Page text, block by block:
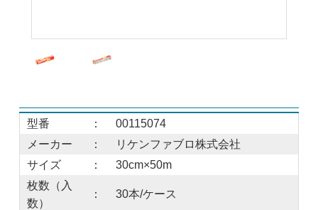
型番 ：
00115074
メーカー
：
リケンファブロ株式会社
サイズ
：
30cm×50m
枚数（入
数）
： 30本/ケース